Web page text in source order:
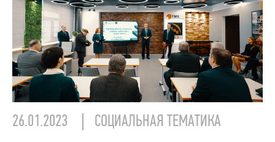
26.01.2023 СОЦИАЛЬНАЯ ТЕМАТИКА